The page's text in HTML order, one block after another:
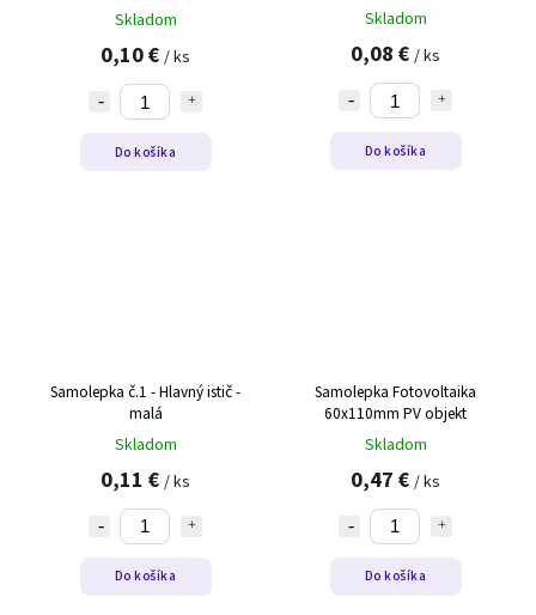
Skladom
0,10 € / ks
Do košíka
Skladom
0,08 € / ks
Do košíka
Samolepka č.1 - Hlavný istič -
malá
Skladom
0,11 € / ks
Do košíka
Samolepka Fotovoltaika
60x110mm PV objekt
Skladom
0,47 € / ks
Do košíka